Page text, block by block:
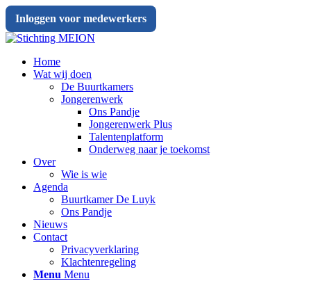
Inloggen voor medewerkers
Home
Wat wij doen
De Buurtkamers
Jongerenwerk
Ons Pandje
Jongerenwerk Plus
Talentenplatform
Onderweg naar je toekomst
Over
Wie is wie
Agenda
Buurtkamer De Luyk
Ons Pandje
Nieuws
Contact
Privacyverklaring
Klachtenregeling
Menu Menu